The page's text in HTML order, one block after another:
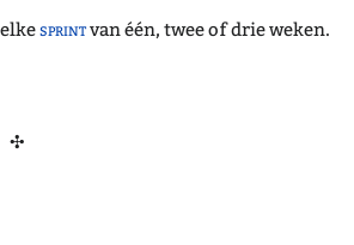
sprintvan één, twee of drie weken.
✣